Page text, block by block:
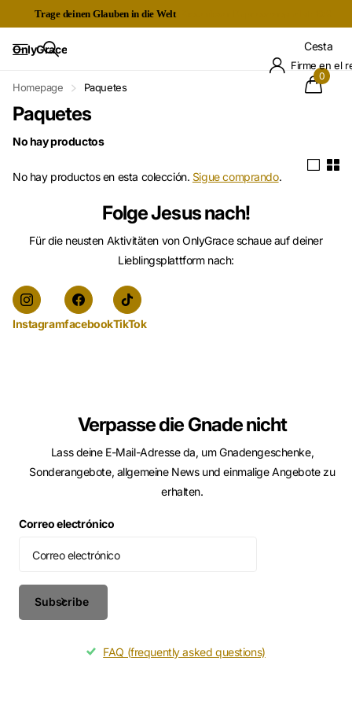
Trage deinen Glauben in die Welt
OnlyGrace
Firme en el
Cesta
0
Homepage Paquetes
Paquetes
No hay productos
No hay productos en esta colección. Sigue comprando.
Folge Jesus nach!
Für die neusten Aktivitäten von OnlyGrace schaue auf deiner
Lieblingsplattform nach:
InstagramfacebookTikTok
Verpasse die Gnade nicht
Lass deine E-Mail-Adresse da, um Gnadengeschenke,
Sonderangebote, allgemeine News und einmalige Angebote zu
erhalten.
Correo electrónico
Subscribe
FAQ (frequently asked questions)